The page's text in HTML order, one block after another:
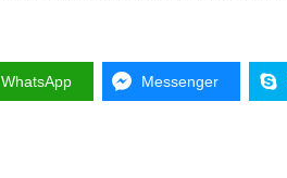
WhatsApp Messenger